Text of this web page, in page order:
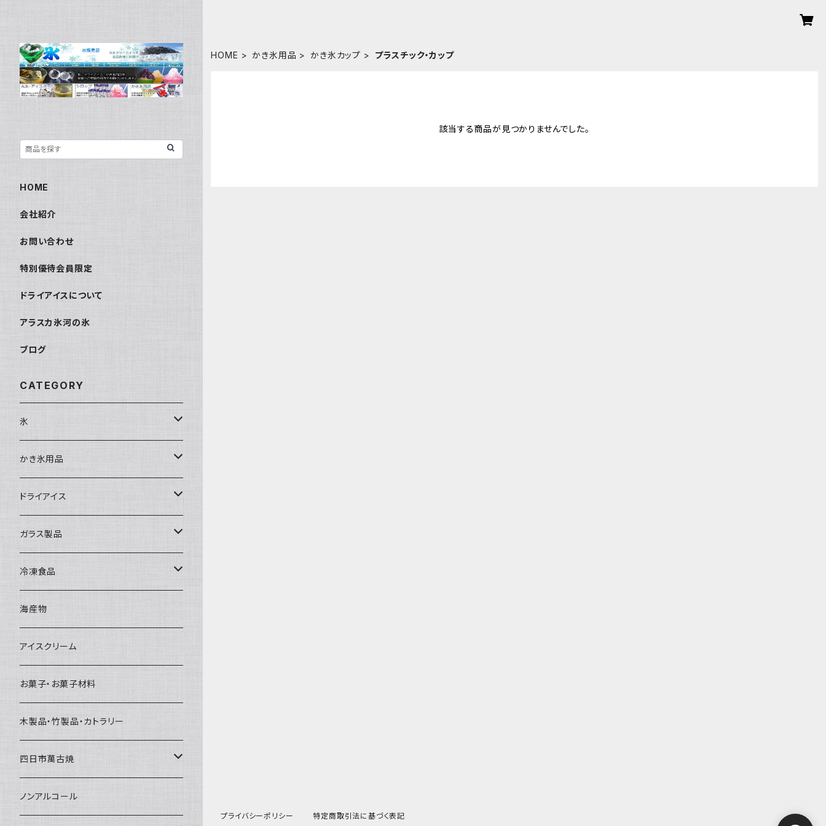
HOME かき氷用品 かき氷カップ プラスチック・カップ
該当する商品が見つかりませんでした。
HOME
会社紹介
お問い合わせ
特別優待会員限定
ドライアイスについて
アラスカ氷河の氷
ブログ
CATEGORY
氷
富士天然水の氷
丸氷
直径70mm
直径65mm
角氷
砕氷
氷河の氷
氷アイテム
かき氷用品
かき氷シロップ
無果汁1.8Lパック
無果汁1Lパック
果汁入り600ｍL瓶
無添加瓶シロップ
かき氷機・かき氷器
かき氷カップ
発泡スチロール無地-使い捨て
発泡スチロールプリント柄
かき氷スプーン・スプーンストロー
プラスチック・スプーン
プラスチック・スプーンストロー
コンデンスミルク・練乳・あんこ
かき氷セット
その他かき氷用品
ドライアイス
ドライアイス3ｋｇ
ドライアイス4ｋｇ
ドライアイス5ｋｇ
ドライアイス8ｋｇ
ドライアイス10ｋｇ
ドライアイス15ｋｇ
ドライアイス20ｋｇ
ドライアイス25ｋｇ
ガラス製品
オンザロック・グラス
ビール・グラス
タンブラー
かき氷器
冷凍食品
肉まん・あんまん
パスタ・スパゲッティ
惣菜
海産物
アイスクリーム
お菓子・お菓子材料
木製品・竹製品・カトラリー
四日市萬古焼
土鍋・土釜
ノンアルコール
プライバシーポリシー 特定商取引法に基づく表記